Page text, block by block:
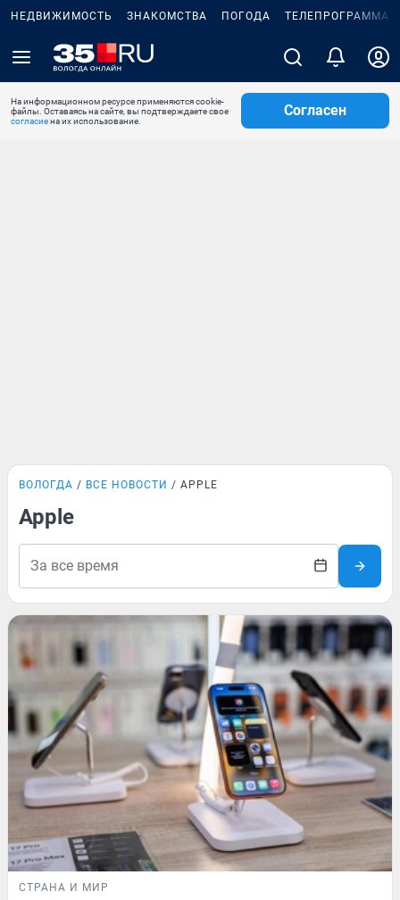
НЕДВИЖИМОСТЬ ЗНАКОМСТВА ПОГОДА ТЕЛЕПРОГРАММА
На информационном ресурсе применяются cookie-
файлы. Оставаясь на сайте, вы подтверждаете свое
согласиена их использование.
Согласен
ВОЛОГДА ВСЕ НОВОСТИ APPLE
Apple
СТРАНА И МИР